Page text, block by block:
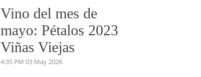
Vino del mes de
mayo: Pétalos 2023
Viñas Viejas
4:35 PM 03 May 2026